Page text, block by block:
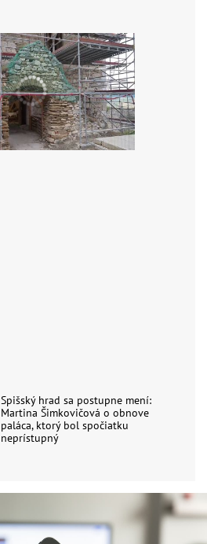
Spišský hrad sa postupne mení:
Martina Šimkovičová o obnove
paláca, ktorý bol spočiatku
neprístupný